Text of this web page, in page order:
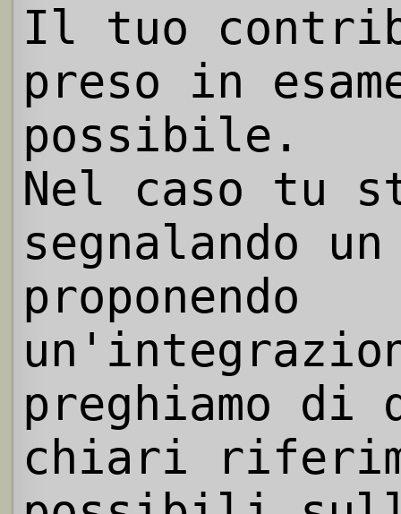
Il tuo
preso in
possibile.
Nel caso tu
segnalando
proponendo
preghiamo
chiari